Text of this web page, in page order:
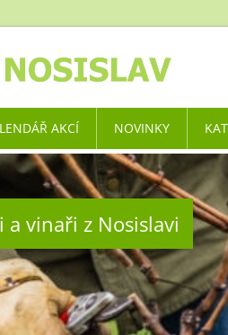
a vinaři z Nosislavi
AKCÍ NOVINKY